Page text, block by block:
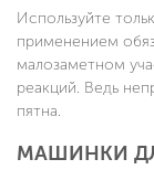
Используйте
применением
малозаметном
реакций. Ведь
пятна.
МАШИНКИ